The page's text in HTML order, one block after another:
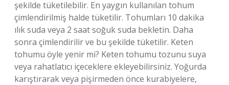
şekilde tüketilebilir. En yaygın kullanılan tohum
çimlendirilmiş halde tüketilir. Tohumları 10 dakika
ılık suda veya 2 saat soğuk suda bekletin. Daha
sonra çimlendirilir ve bu şekilde tüketilir. Keten
tohumu öyle yenir mi? Keten tohumu tozunu suya
veya rahatlatıcı içeceklere ekleyebilirsiniz. Yoğurda
karıştırarak veya pişirmeden önce kurabiyelere,